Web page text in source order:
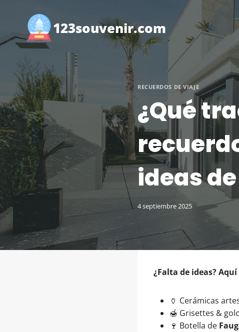
contenido
123souvenir.com
RECUERDOS DE VIAJE
¿Qué
ideas
4 septiembre 2025
¿Falta de ideas?
🏺 Cerámicas
🍯 Grisettes &
🍷 Botella de